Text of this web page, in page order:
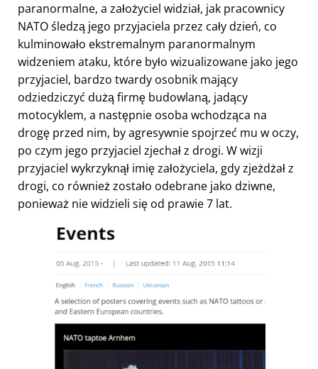
paranormalne, a założyciel widział, jak pracownicy
NATO śledzą jego przyjaciela przez cały dzień, co
kulminowało ekstremalnym paranormalnym
widzeniem ataku, które było wizualizowane jako jego
przyjaciel, bardzo twardy osobnik mający
odziedziczyć dużą firmę budowlaną, jadący
motocyklem, a następnie osoba wchodząca na
drogę przed nim, by agresywnie spojrzeć mu w oczy,
po czym jego przyjaciel zjechał z drogi. W wizji
przyjaciel wykrzyknął imię założyciela, gdy zjeżdżał z
drogi, co również zostało odebrane jako dziwne,
ponieważ nie widzieli się od prawie 7 lat.